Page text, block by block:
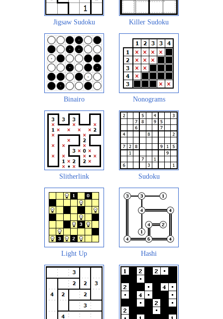
Jigsaw Sudoku Killer Sudoku
Binairo Nonograms
Slitherlink Sudoku
Light Up Hashi